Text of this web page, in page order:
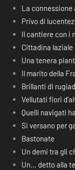
La connessione
Privo di
Il cantiere con i
Cittadina laziale
Una tenera
Il marito della
Brillanti di
Vellutati fiori
Quelli navigati
Si versano per
Bastonate
Un demi tra gli
Un… detto alla